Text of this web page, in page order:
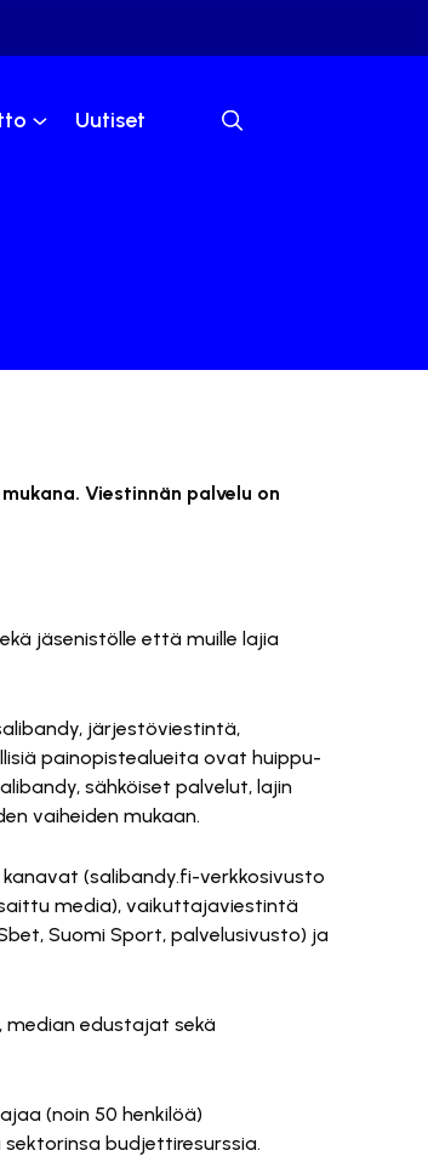
Uutiset
Viestinnän palvelu on
jäsenistölle että muille lajia
järjestöviestintä,
painopistealueita ovat huippu-
sähköiset palvelut, lajin
vaiheiden mukaan.
(salibandy.fi-verkkosivusto
media), vaikuttajaviestintä
Suomi Sport, palvelusivusto) ja
edustajat sekä
(noin 50 henkilöä)
budjettiresurssia.